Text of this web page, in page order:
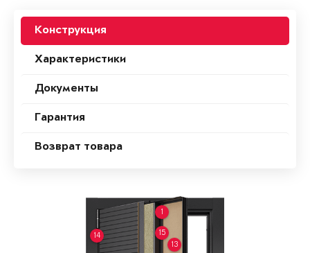
Конструкция
Характеристики
Документы
Гарантия
Возврат товара
1
13
14 15